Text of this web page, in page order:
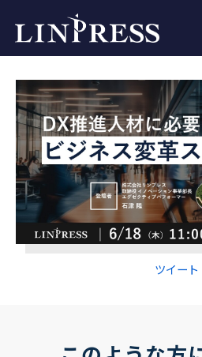
サービス
公開講座
イベント・セ
事例
ツイート